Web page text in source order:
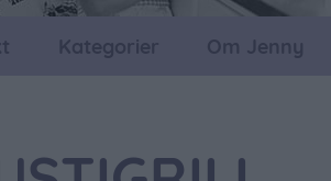
Kategorier Om Jenny